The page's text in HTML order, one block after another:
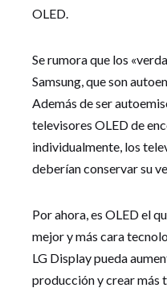
OLED.
Se rumora que los
Samsung, que son
Además de ser
televisores OLED de
individualmente, los
deberían conservar su
Por ahora, es OLED el
mejor y más cara
LG Display pueda
producción y crear más